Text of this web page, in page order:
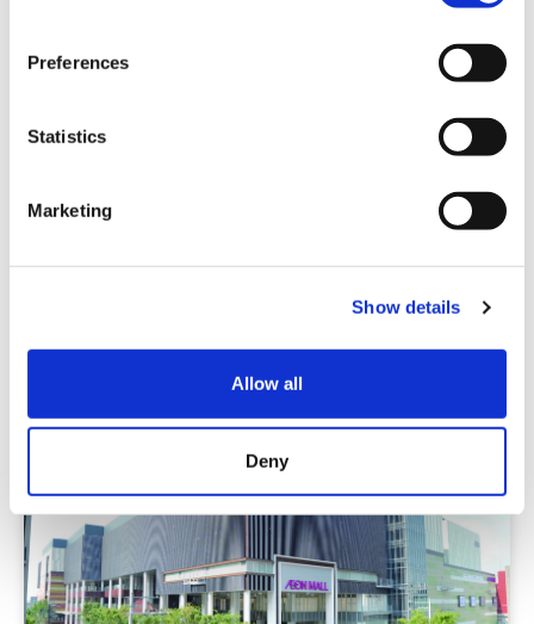
Preferences
Statistics
Marketing
Show details
Allow all
Deny